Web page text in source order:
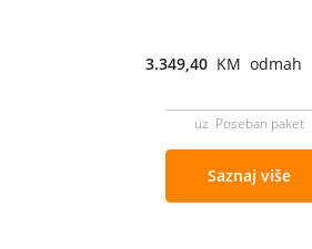
3.349,40 KM odmah
uz Poseban paket
Saznaj više